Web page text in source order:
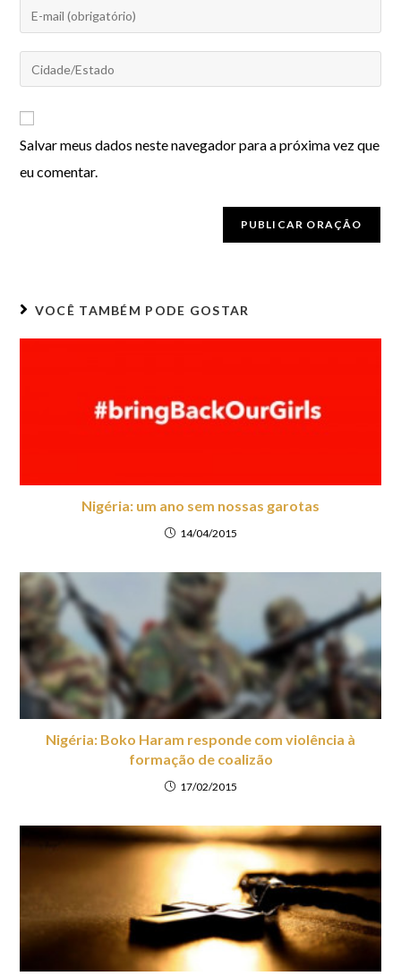
Salvar meus dados neste navegador para a próxima vez que
eu comentar.
VOCÊ TAMBÉM PODE GOSTAR
Nigéria: um ano sem nossas garotas
14/04/2015
Nigéria: Boko Haram responde com violência à
formação de coalizão
17/02/2015